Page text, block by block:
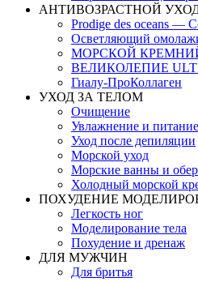
АНТИВОЗРАСТНОЙ
Prodige des oceans —
Осветляющий
МОРСКОЙ
ВЕЛИКОЛЕПИЕ
Гиалу-ПроКоллаген
УХОД ЗА ТЕЛОМ
Очищение
Увлажнение и питание
Уход после депиляции
Морской уход
Морские ванны и
Холодный морской
ПОХУДЕНИЕ
Легкость ног
Моделирование тела
Похудение и дренаж
ДЛЯ МУЖЧИН
Для бритья